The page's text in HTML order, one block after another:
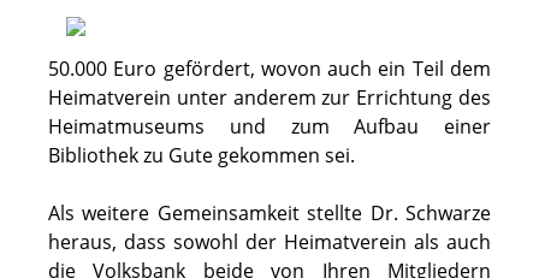
50.000 Euro gefördert, wovon auch ein Teil dem
Heimatverein unter anderem zur Errichtung des
Heimatmuseums und zum Aufbau einer
Bibliothek zu Gute gekommen sei.
Als weitere Gemeinsamkeit stellte Dr. Schwarze
heraus, dass sowohl der Heimatverein als auch
die Volksbank beide von Ihren Mitgliedern